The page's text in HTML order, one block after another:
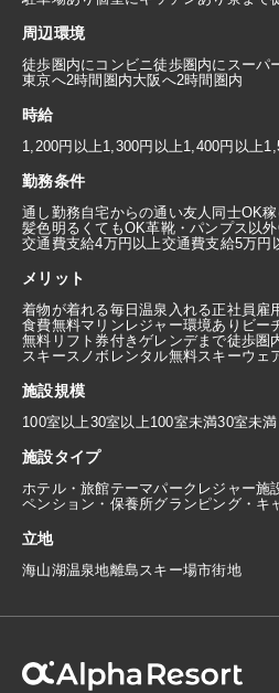
周辺環境
徒歩圏内にコンビニ徒歩圏内にスーパ
東京へ2時間圏内大阪へ2時間圏内
時給
1,200円以上1,300円以上1,400円以上
勤務条件
通し勤務自宅からの通い友人同士OK
髪色明るくてもOK革靴・パンプス以
交通費支給4万円以上交通費支給5万円
メリット
着物が着れる毎日温泉入れる正社員雇
食費無料マリンレジャー環境あり ビー
無料リフト券付きゲレンデまで徒歩圏
スキースノボレンタル無料スキーウェ
施設規模
100室以上30室以上100室未満30室未満
施設タイプ
ホテル・旅館テーマパーク レジャー施
ペンション・保養所グランピング・キ
立地
海山湖温泉地離島スキー場市街地